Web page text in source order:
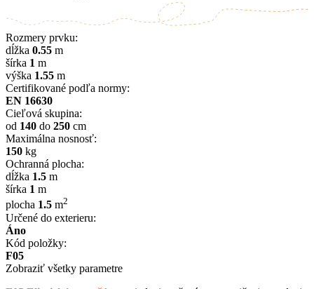
Rozmery prvku:
dĺžka 0.55 m
šírka 1 m
výška 1.55 m
Certifikované podľa normy:
EN 16630
Cieľová skupina:
od 140 do 250 cm
Maximálna nosnosť:
150 kg
Ochranná plocha:
dĺžka 1.5 m
šírka 1 m
plocha 1.5 m2
Určené do exterieru:
Áno
Kód položky:
F05
Zobraziť všetky parametre